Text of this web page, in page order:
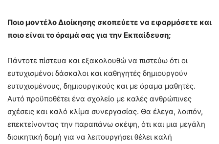
Ποιο μοντέλο Διοίκησης σκοπεύετε να εφαρμόσετε και
ποιο είναι το όραμά σας για την Εκπαίδευση;
Πάντοτε πίστευα και εξακολουθώ να πιστεύω ότι οι
ευτυχισμένοι δάσκαλοι και καθηγητές δημιουργούν
ευτυχισμένους, δημιουργικούς και με όραμα μαθητές.
Αυτό προϋποθέτει ένα σχολείο με καλές ανθρώπινες
σχέσεις και καλό κλίμα συνεργασίας. Θα έλεγα, λοιπόν,
επεκτείνοντας την παραπάνω σκέψη, ότι και μια μεγάλη
διοικητική δομή για να λειτουργήσει θέλει καλή